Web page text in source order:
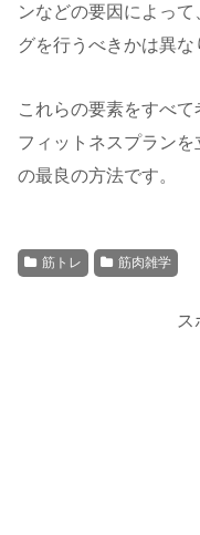
ンなどの要因によっ
グを行うべきかは異な
これらの要素をすべ
フィットネスプラン
の最良の方法です。
筋トレ 筋肉雑学
ス